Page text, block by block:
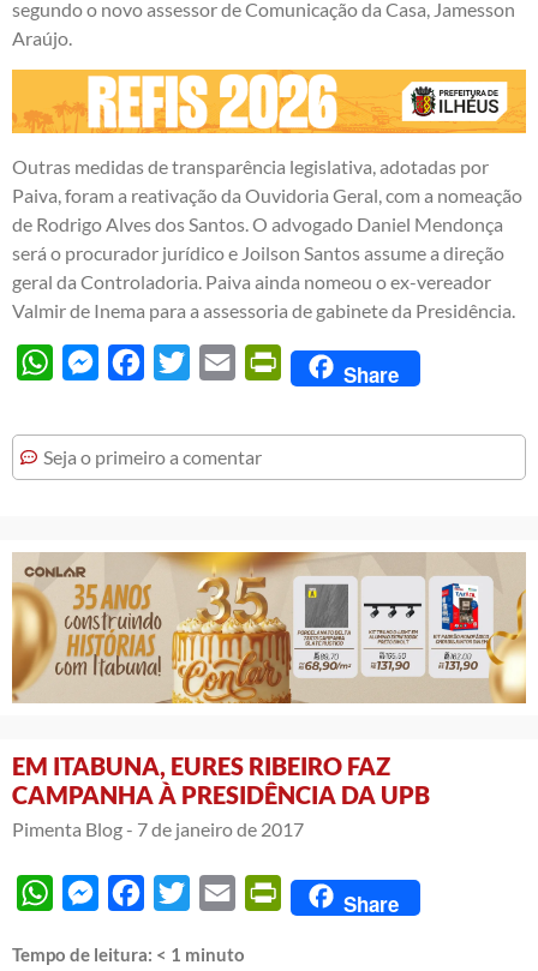
segundo o novo assessor de Comunicação da Casa, Jamesson
Araújo.
Outras medidas de transparência legislativa, adotadas por
Paiva, foram a reativação da Ouvidoria Geral, com a nomeação
de Rodrigo Alves dos Santos. O advogado Daniel Mendonça
será o procurador jurídico e Joilson Santos assume a direção
geral da Controladoria. Paiva ainda nomeou o ex-vereador
Valmir de Inema para a assessoria de gabinete da Presidência.
WhatsAppMessengerFacebook
Twitter Email PrintFriendly
Share
Seja o primeiro a comentar
EM ITABUNA, EURES RIBEIRO FAZ
CAMPANHA À PRESIDÊNCIA DA UPB
Pimenta Blog - 7 de janeiro de 2017
WhatsAppMessengerFacebook
Twitter Email PrintFriendly
Share
Tempo de leitura: < 1 minuto